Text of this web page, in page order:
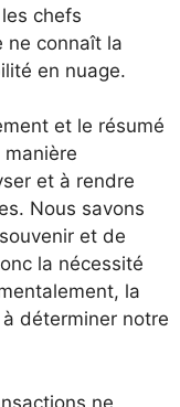
chefs
ne connaît la
en nuage.
et le résumé
manière
et à rendre
Nous savons
et de
la nécessité
la
déterminer notre
ne